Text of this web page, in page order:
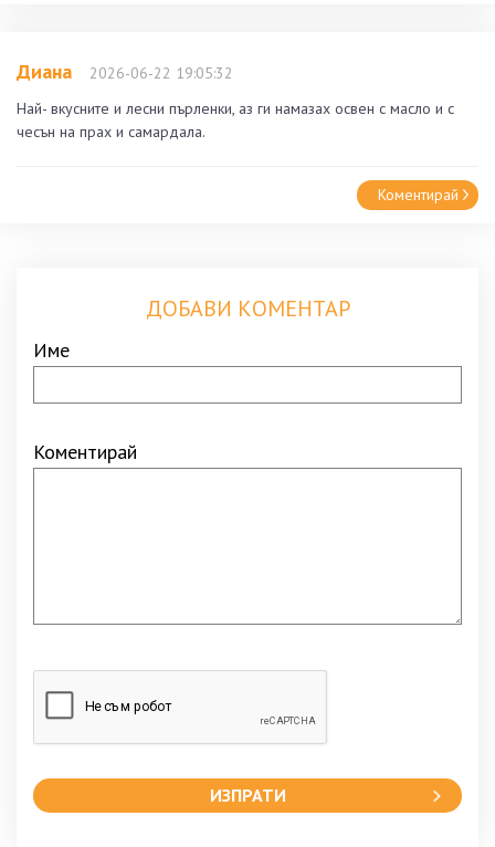
Диана
2026-06-22 19:05:32
Най- вкусните и лесни пърленки, аз ги намазах освен с масло и с
чесън на прах и самардала.
Коментирай
ДОБАВИ КОМЕНТАР
Име
Коментирай
ИЗПРАТИ